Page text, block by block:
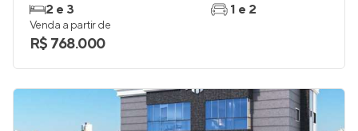
2 e 3
1 e 2
Venda a partir de
R$ 768.000